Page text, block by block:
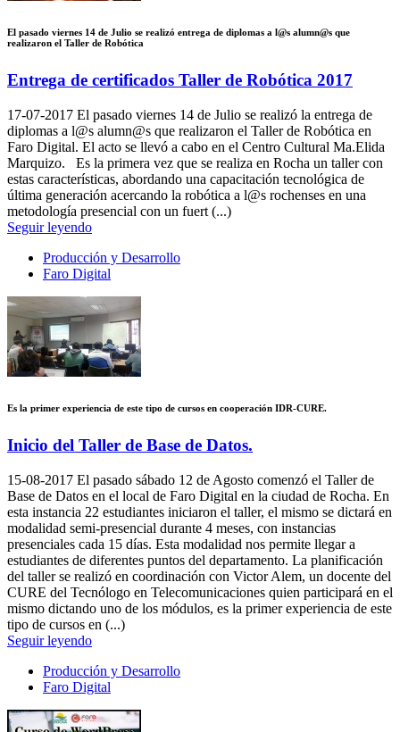
El pasado viernes 14 de Julio se realizó entrega de diplomas a l@s alumn@s que
realizaron el Taller de Robótica
Entrega de certificados Taller de Robótica 2017
17-07-2017 El pasado viernes 14 de Julio se realizó la entrega de
diplomas a l@s alumn@s que realizaron el Taller de Robótica en
Faro Digital. El acto se llevó a cabo en el Centro Cultural Ma.Elida
Marquizo. Es la primera vez que se realiza en Rocha un taller con
estas características, abordando una capacitación tecnológica de
última generación acercando la robótica a l@s rochenses en una
metodología presencial con un fuert (...)
Seguir leyendo
Producción y Desarrollo
Faro Digital
Es la primer experiencia de este tipo de cursos en cooperación IDR-CURE.
Inicio del Taller de Base de Datos.
15-08-2017 El pasado sábado 12 de Agosto comenzó el Taller de
Base de Datos en el local de Faro Digital en la ciudad de Rocha. En
esta instancia 22 estudiantes iniciaron el taller, el mismo se dictará en
modalidad semi-presencial durante 4 meses, con instancias
presenciales cada 15 días. Esta modalidad nos permite llegar a
estudiantes de diferentes puntos del departamento. La planificación
del taller se realizó en coordinación con Victor Alem, un docente del
CURE del Tecnólogo en Telecomunicaciones quien participará en el
mismo dictando uno de los módulos, es la primer experiencia de este
tipo de cursos en (...)
Seguir leyendo
Producción y Desarrollo
Faro Digital